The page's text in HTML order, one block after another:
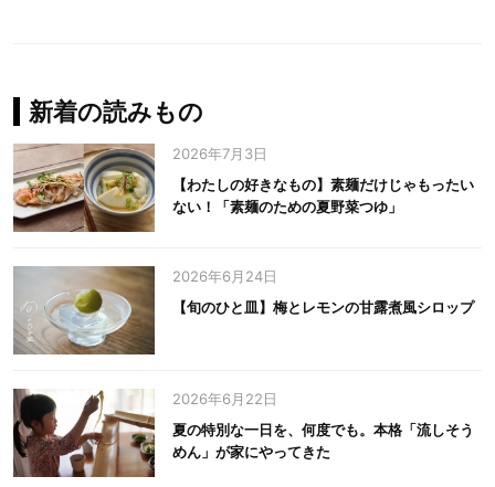
新着の読みもの
2026年7月3日
【わたしの好きなもの】素麺だけじゃもったい
ない！「素麺のための夏野菜つゆ」
2026年6月24日
【旬のひと皿】梅とレモンの甘露煮風シロップ
2026年6月22日
夏の特別な一日を、何度でも。本格「流しそう
めん」が家にやってきた